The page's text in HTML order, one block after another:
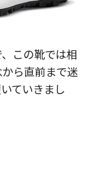
この靴では相
ら直前まで迷
ていきまし